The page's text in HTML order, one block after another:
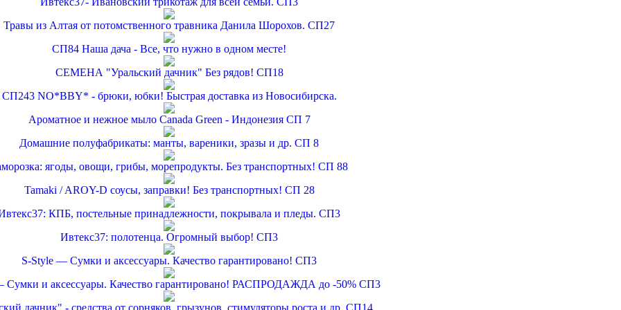
Травы из Алтая от потомственного травника Данила Шорохов. СП27
СП84 Наша дача - Все, что нужно в одном месте!
СЕМЕНА "Уральский дачник" Без рядов! СП18
СП243 NO*BBY* - брюки, юбки! Быстрая доставка из Новосибирска.
Ароматное и нежное мыло Canada Green - Индонезия СП 7
Домашние полуфабрикаты: манты, вареники, зразы и др. СП 8
ягоды, овощи, грибы, морепродукты. Без транспортных! СП 88
Tamaki / AROY-D соусы, заправки! Без транспортных! СП 28
КПБ, постельные принадлежности, покрывала и пледы. СП3
Ивтекс37: полотенца. Огромный выбор! СП3
S-Style — Сумки и аксессуары. Качество гарантировано! СП3
Сумки и аксессуары. Качество гарантировано! РАСПРОДАЖДА до -50% СП3
дачник" - средства от сорняков, грызунов, стимуляторы роста и др. СП14